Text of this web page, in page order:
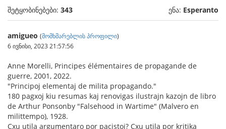
შეტყობინებები: 343 ენა: Esperanto
amigueo (მომხმარებლის პროფილი)
6 ივნისი, 2023 21:57:56
Anne Morelli, Principes élémentaires de propagande de
guerre, 2001, 2022.
"Principoj elementaj de milita propagando."
180 pagxoj kiu resumas kaj renovigas ilustrajn kazojn de libro
de Arthur Ponsonby "Falsehood in Wartime" (Malvero en
milittempo), 1928.
Cxu utila argumentaro por pacistoj? Cxu utila por kritika